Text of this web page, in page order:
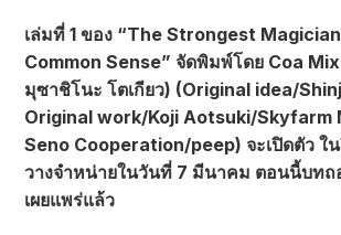
เล่มที่ 1 ของ “The Strongest
Common Sense” จัดพิมพ์โดย Coa
มุซาชิโนะ โตเกียว) (Original idea/
Original work/Koji Aotsuki/Skyfarm
Seno Cooperation/peep) จะเปิดตัว ใ
วางจำหน่ายในวันที่ 7 มีนาคม ตอนนี้บทถ
เผยแพร่แล้ว